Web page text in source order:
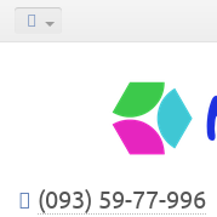
(093) 59-77-996